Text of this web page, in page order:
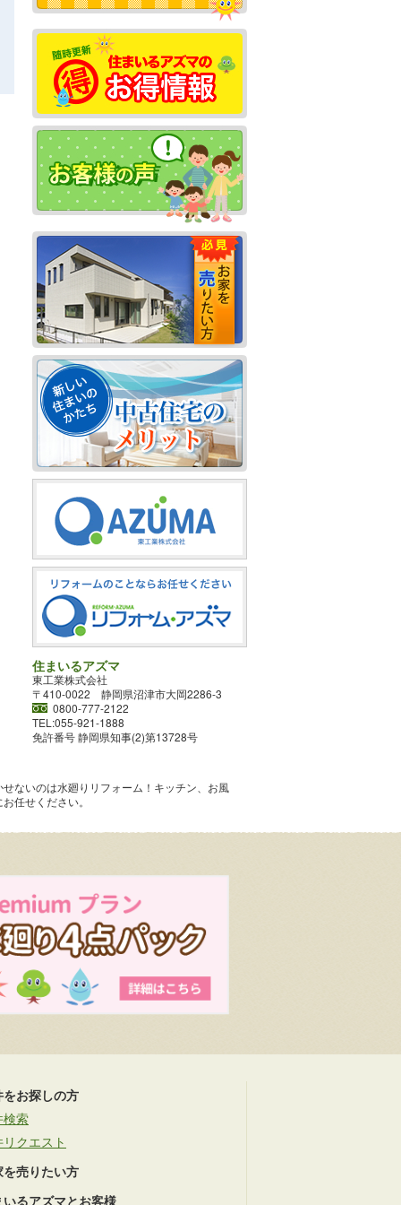
住まいるアズマ
東工業株式会社
〒410-0022 静岡県沼津市大岡2286-3
0800-777-2122
TEL:055-921-1888
免許番号 静岡県知事(2)第13728号
ないのは水廻りリフォーム！キッチン、お風
任せください。
をお探しの方
検索
クエスト
を売りたい方
いるアズマとお客様